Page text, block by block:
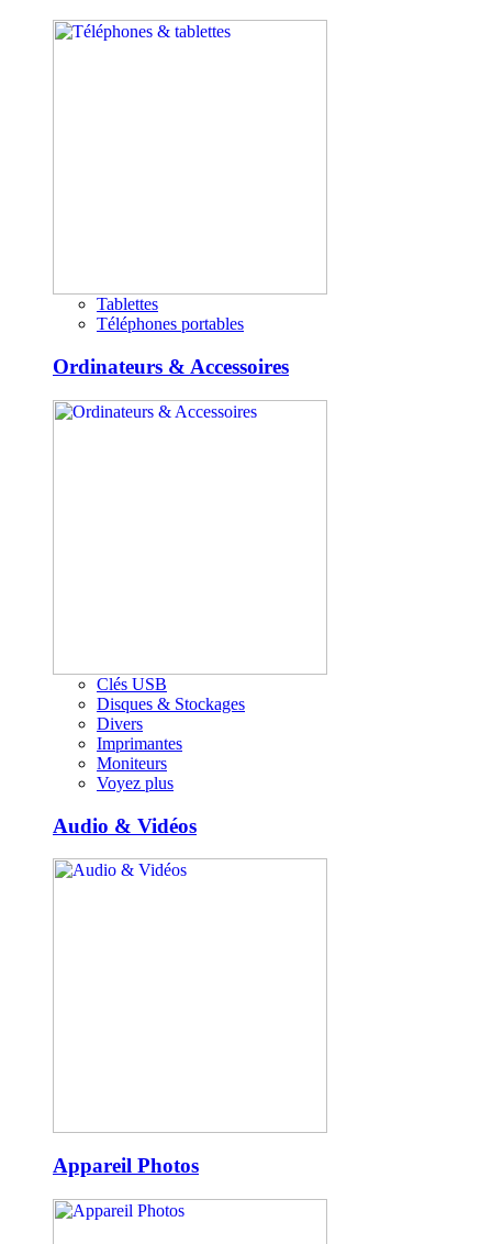
Tablettes
Téléphones portables
Ordinateurs & Accessoires
Clés USB
Disques & Stockages
Divers
Imprimantes
Moniteurs
Voyez plus
Audio & Vidéos
Appareil Photos